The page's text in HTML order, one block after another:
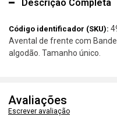
Descrição Completa
Código identificador (SKU):
Avental de frente com
algodão. Tamanho único.
Avaliações
Escrever avaliação